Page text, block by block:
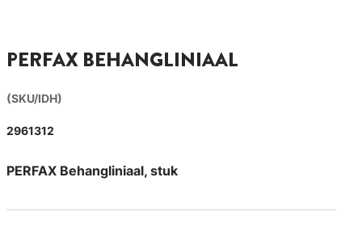
PERFAX BEHANGLINIAAL
(SKU/IDH)
2961312
PERFAX Behangliniaal, stuk